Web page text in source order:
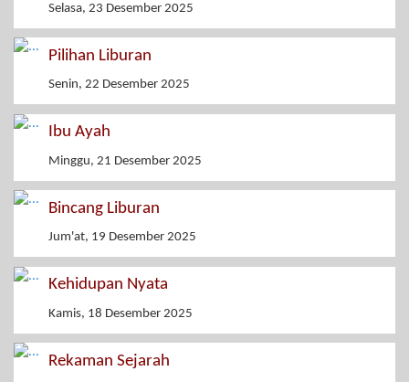
Selasa, 23 Desember 2025
Pilihan Liburan
Senin, 22 Desember 2025
Ibu Ayah
Minggu, 21 Desember 2025
Bincang Liburan
Jum'at, 19 Desember 2025
Kehidupan Nyata
Kamis, 18 Desember 2025
Rekaman Sejarah